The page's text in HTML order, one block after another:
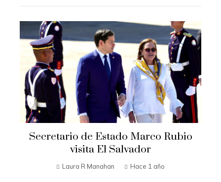
Secretario de Estado Marco Rubio
visita El Salvador
Laura R Manahan Hace 1 año